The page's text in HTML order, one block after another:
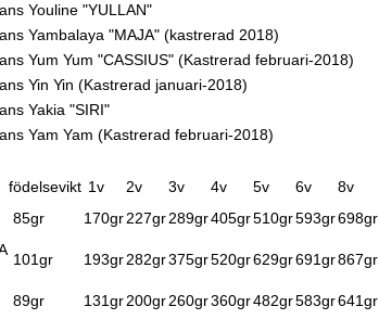
Youline "YULLAN"
Yambalaya "MAJA" (kastrerad 2018)
Yum Yum "CASSIUS" (Kastrerad februari-2018)
Yin Yin (Kastrerad januari-2018)
Yakia "SIRI"
Yam Yam (Kastrerad februari-2018)
födelsevikt 1v 2v 3v 4v 5v 6v 8v
85gr 170gr227gr289gr405gr510gr593gr698gr
101gr 193gr282gr375gr520gr629gr691gr867gr
89gr 131gr200gr260gr360gr482gr583gr641gr